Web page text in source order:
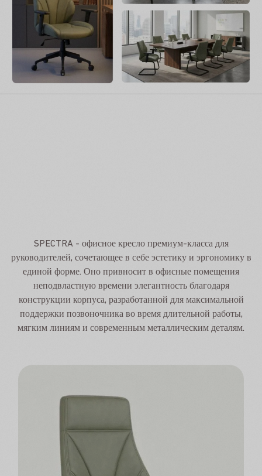
SPECTRA - офисное кресло премиум-класса для
руководителей, сочетающее в себе эстетику и эргономику в
единой форме. Оно привносит в офисные помещения
неподвластную времени элегантность благодаря
конструкции корпуса, разработанной для максимальной
поддержки позвоночника во время длительной работы,
мягким линиям и современным металлическим деталям.